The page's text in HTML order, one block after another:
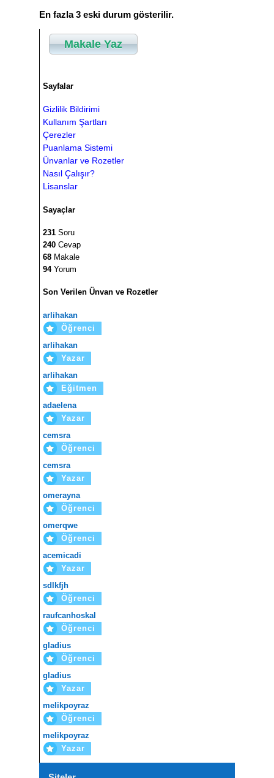
En fazla 3 eski durum gösterilir.
Makale Yaz
Sayfalar
Gizlilik Bildirimi
Kullanım Şartları
Çerezler
Puanlama Sistemi
Ünvanlar ve Rozetler
Nasıl Çalışır?
Lisanslar
Sayaçlar
231 Soru
240 Cevap
68 Makale
94Yorum
Son Verilen Ünvan ve Rozetler
arlihakan
Öğrenci
arlihakan
Yazar
arlihakan
Eğitmen
adaelena
Yazar
cemsra
Öğrenci
cemsra
Yazar
omerayna
Öğrenci
omerqwe
Öğrenci
acemicadi
Yazar
sdlkfjh
Öğrenci
raufcanhoskal
Öğrenci
gladius
Öğrenci
gladius
Yazar
melikpoyraz
Öğrenci
melikpoyraz
Yazar